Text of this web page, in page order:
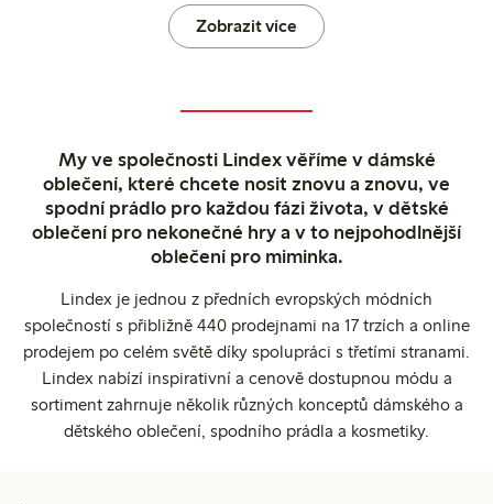
Zobrazit více
My ve společnosti Lindex věříme v dámské
oblečení, které chcete nosit znovu a znovu, ve
spodní prádlo pro každou fázi života, v dětské
oblečení pro nekonečné hry a v to nejpohodlnější
oblečení pro miminka.
Lindex je jednou z předních evropských módních
společností s přibližně 440 prodejnami na 17 trzích a online
prodejem po celém světě díky spolupráci s třetími stranami.
Lindex nabízí inspirativní a cenově dostupnou módu a
sortiment zahrnuje několik různých konceptů dámského a
dětského oblečení, spodního prádla a kosmetiky.